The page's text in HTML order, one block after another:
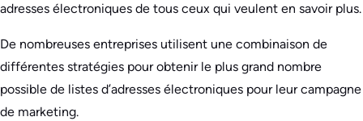
adresses électroniques de tous ceux qui veulent en savoir plus.
De nombreuses entreprises utilisent une combinaison de
différentes stratégies pour obtenir le plus grand nombre
possible de listes d’adresses électroniques pour leur campagne
de marketing.